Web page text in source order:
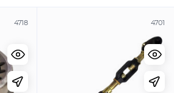
4718 4701